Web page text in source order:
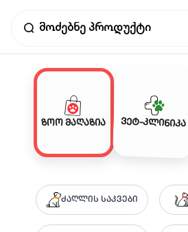
ზოო მაღაზია ვეტ-კლინიკა
ძაღლის საკვები